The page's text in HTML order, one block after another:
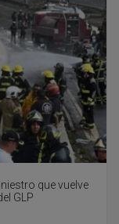
que vuelve
GLP